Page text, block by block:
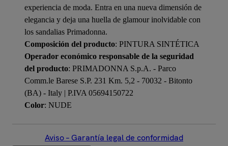
experiencia de moda. Entra en una nueva dimensión de
elegancia y deja una huella de glamour inolvidable con
los sandalias Primadonna.
Composición del producto: PINTURA SINTÉTICA
Operador económico responsable de la seguridad
del producto: PRIMADONNA S.p.A. - Parco
Comm.le Barese S.P. 231 Km. 5,2 - 70032 - Bitonto
(BA) - Italy | P.IVA 05694150722
Color: NUDE
Aviso – Garantía legal de conformidad